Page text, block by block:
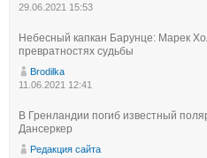
29.06.2021 15:53
Небесный капкан Барунце: Марек
превратностях судьбы
Brodilka
11.06.2021 12:41
В Гренландии погиб известный
Дансеркер
Редакция сайта